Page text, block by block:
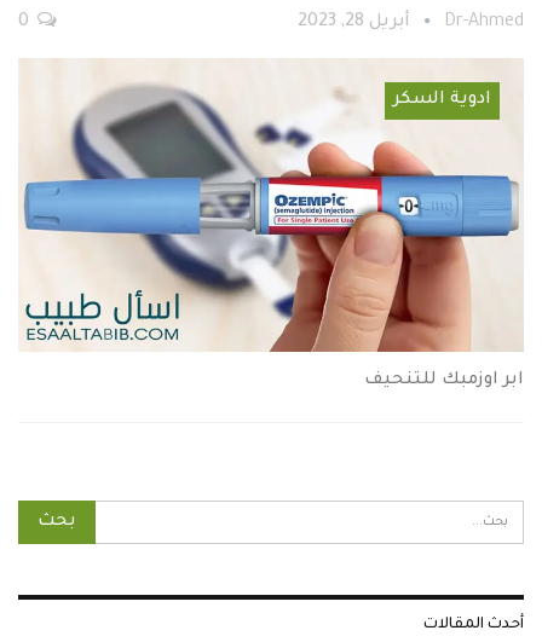
Dr-Ahmed أبريل 28, 2023
ادوية السكر
ابر اوزمبك للتنحيف
أحدث المقالات